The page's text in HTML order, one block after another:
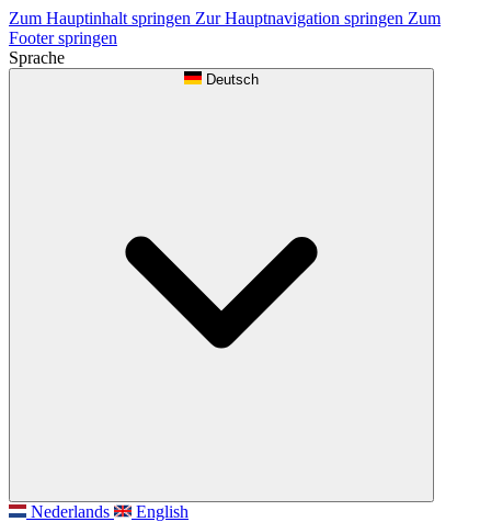
Zum Hauptinhalt springen Zur Hauptnavigation springen Zum
Footer springen
Sprache
Deutsch
Nederlands English